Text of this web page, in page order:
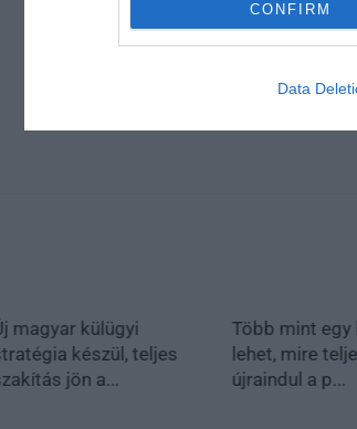
CONFIRM
Data
magyar külügyi
készül, teljes
jön a...
Több mint egy
lehet, mire
újraindul a p...